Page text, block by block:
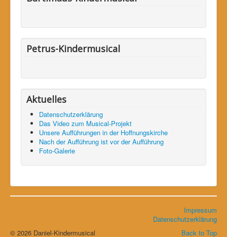
Petrus-Kindermusical
Aktuelles
Datenschutzerklärung
Das Video zum Musical-Projekt
Unsere Aufführungen in der Hoffnungskirche
Nach der Aufführung ist vor der Aufführung
Foto-Galerie
Impressum
Datenschutzerklärung
Back to Top
© 2026 Daniel-Kindermusical